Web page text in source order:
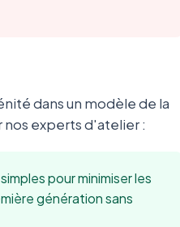
dans un modèle de la
experts d'atelier :
pour minimiser les
génération sans